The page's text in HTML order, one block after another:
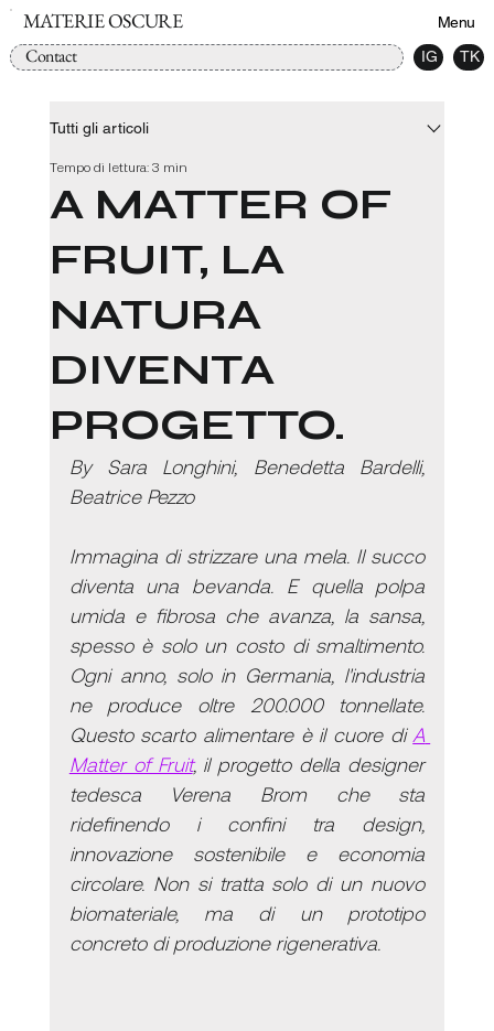
Menu
MATERIE OSCURE
Contact IG TK
Tutti gli articoli
A MATTER OF
FRUIT, LA
NATURA
DIVENTA
PROGETTO.
Tempo di lettura: 3 min
By Sara Longhini, Benedetta Bardelli,
Beatrice Pezzo
Immagina di strizzare una mela. Il succo
diventa una bevanda. E quella polpa
umida e fibrosa che avanza, la sansa,
spesso è solo un costo di smaltimento.
Ogni anno, solo in Germania, l'industria
ne produce oltre 200.000 tonnellate.
Questo scarto alimentare è il cuore di A
Matter of Fruit, il progetto della designer
tedesca Verena Brom che sta
ridefinendo i confini tra design,
innovazione sostenibile e economia
circolare. Non si tratta solo di un nuovo
biomateriale, ma di un prototipo
concreto di produzione rigenerativa.